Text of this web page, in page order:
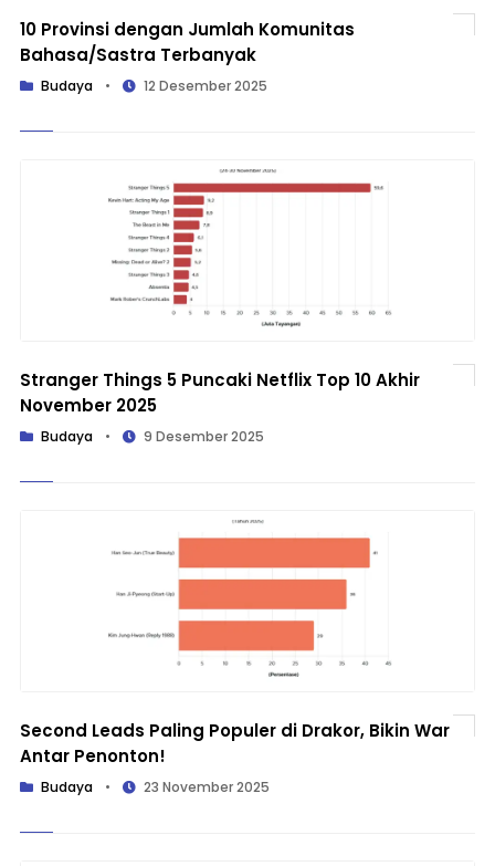
10 Provinsi dengan Jumlah Komunitas
Bahasa/Sastra Terbanyak
Budaya • 12 Desember 2025
Stranger Things 5 Puncaki Netflix Top 10 Akhir
November 2025
Budaya • 9 Desember 2025
Second Leads Paling Populer di Drakor, Bikin War
Antar Penonton!
Budaya • 23 November 2025